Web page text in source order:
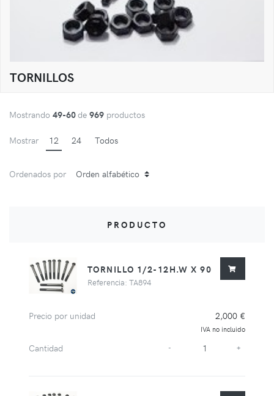
TORNILLOS
Mostrando 49-60de 969 productos
Mostrar 12 24 Todos
Ordenados por
PRODUCTO
TORNILLO 1/2-12H.W X 90
Referencia: TA894
Precio por unidad 2,000 €
IVA no incluido
Cantidad - +